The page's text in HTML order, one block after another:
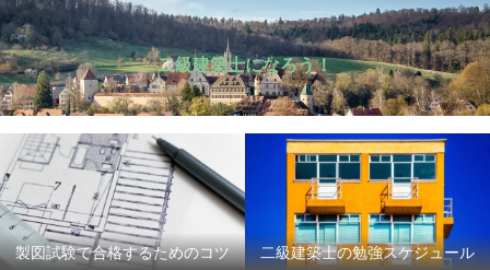
二級建築士になろう！
製図試験で合格するためのコツ 二級建築士の勉強スケジュール